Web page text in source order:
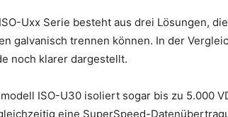
Uxx Serie besteht aus drei Lösungen,
galvanisch trennen können. In der
noch klarer dargestellt.
ISO-U30 isoliert sogar bis zu 5.000
eine SuperSpeed-